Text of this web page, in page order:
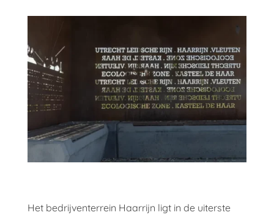
Het bedrijventerrein Haarrijn ligt in de uiterste